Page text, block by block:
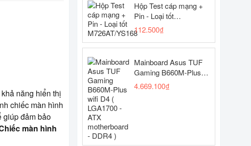
năng hiển thị
chiếc màn hình
giúp đảm bảo
màn hình
Hộp Test cáp mạng +
Pin - Loại tốt
M726AT/YS168
112.500₫
Mainboard Asus TUF
Gaming B660M-Plus
wifi D4 ( LGA1700 -
ATX motherboard -
4.669.100₫